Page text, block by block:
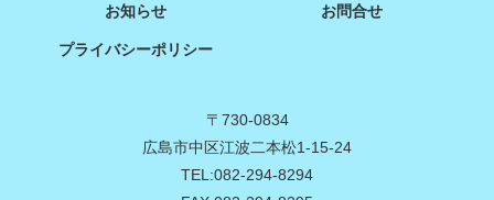
お知らせ お問合せ
プライバシーポリシー
〒730-0834
広島市中区江波二本松1-15-24
TEL:082-294-8294